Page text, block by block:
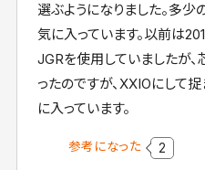
選ぶようになりました。多少
気に入っています。以前は
JGRを使用していましたが
ったのですが、XXIOにして
に入っています。
参考になった 2